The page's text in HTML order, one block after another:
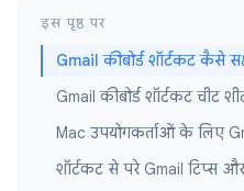
इस पृष्ठ पर
Gmail कीबोर्ड शॉर्टकट कैसे
Gmail कीबोर्ड शॉर्टकट चीट
Mac उपयोगकर्ताओं के लिए
शॉर्टकट से परे Gmail टिप्स